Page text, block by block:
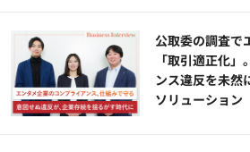
公​​取委の調査で
「取引適正化
ンス違反を未然
ソリューション​